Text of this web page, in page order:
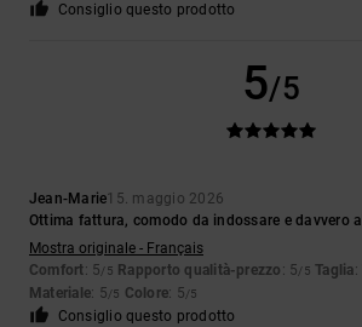
Consiglio questo prodotto
5/5
Jean-Marie15. maggio 2026
Ottima fattura, comodo da indossare e davvero
Mostra originale - Français
Comfort: 5/5 Rapporto qualità-prezzo : 5/5 Taglia
Materiale: 5/5 Colore: 5/5
Consiglio questo prodotto